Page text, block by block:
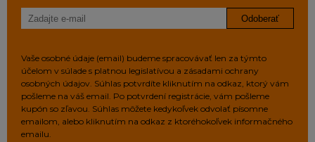
Odoberať
Vaše osobné údaje (email) budeme spracovávať len za týmto
účelom v súlade s platnou legislatívou a zásadami ochrany
osobných údajov. Súhlas potvrdíte kliknutím na odkaz, ktorý vám
pošleme na váš email. Po potvrdení registrácie, vám pošleme
kupón so zľavou. Súhlas môžete kedykoľvek odvolať písomne
emailom, alebo kliknutím na odkaz z ktoréhokoľvek informačného
emailu.